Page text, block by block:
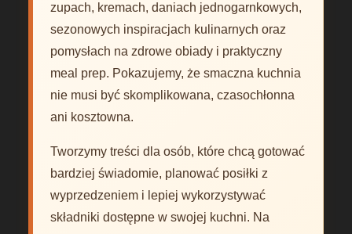
zupach, kremach, daniach jednogarnkowych,
sezonowych inspiracjach kulinarnych oraz
pomysłach na zdrowe obiady i praktyczny
meal prep. Pokazujemy, że smaczna kuchnia
nie musi być skomplikowana, czasochłonna
ani kosztowna.
Tworzymy treści dla osób, które chcą gotować
bardziej świadomie, planować posiłki z
wyprzedzeniem i lepiej wykorzystywać
składniki dostępne w swojej kuchni. Na